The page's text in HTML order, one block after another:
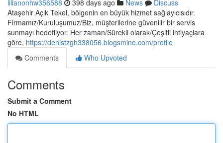
lilianonhw356588 398 days ago News
Discuss
Ataşehir Açık Tekel, bölgenin en büyük hizmet sağlayıcısıdır.
Firmamız/Kuruluşumuz/Biz, müşterilerine güvenilir bir servis
sunmayı hedefliyor. Her zaman/Sürekli olarak/Çeşitli ihtiyaçlara
göre, https://denistzgh338056.blogsmine.com/profile
Comments
Who Upvoted
Comments
Submit a Comment
No HTML